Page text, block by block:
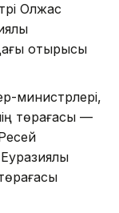
Олжас
отырысы
министрлері,
төрағасы —